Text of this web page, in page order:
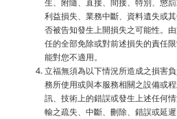
生、附隨、直接、間接、特別、懲
利益損失、業務中斷、資料遺失或
否被告知發生上開損失之可能性。
任的全部免除或對前述損失的責任
能對您不適用。
立福無須為以下情況所造成之損害
務所使用或與本服務相關之設備或
訊、技術上的錯誤或發生上述任何
輸之疏失、中斷、刪除、錯誤或延